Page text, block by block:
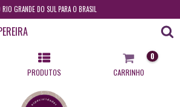
RIO GRANDE DO SUL PARA O BRASIL
PRODUTOS CARRINHO
0